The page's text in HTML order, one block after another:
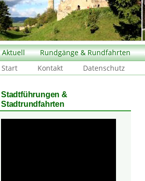
Aktuell Rundgänge & Rundfahrten
Start
Kontakt Datenschutz
Stadtführungen &
Stadtrundfahrten